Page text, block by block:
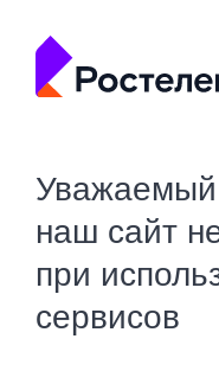
Уважаемый
наш сайт
при
сервисов